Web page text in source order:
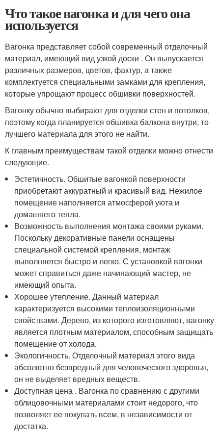
Что такое вагонка и для чего она
используется
Вагонка представляет собой современный отделочный
материал, имеющий вид узкой доски . Он выпускается
различных размеров, цветов, фактур, а также
комплектуется специальными замками для крепления,
которые упрощают процесс обшивки поверхностей.
Вагонку обычно выбирают для отделки стен и потолков,
поэтому когда планируется обшивка балкона внутри, то
лучшего материала для этого не найти.
К главным преимуществам такой отделки можно отнести
следующие.
Эстетичность. Обшитые вагонкой поверхности
приобретают аккуратный и красивый вид. Нежилое
помещение наполняется атмосферой уюта и
домашнего тепла.
Возможность выполнения монтажа своими руками.
Поскольку декоративные панели оснащены
специальной системой крепления, монтаж
выполняется быстро и легко. С установкой вагонки
может справиться даже начинающий мастер, не
имеющий опыта.
Хорошее утепление. Данный материал
характеризуется высокими теплоизоляционными
свойствами. Дерево, из которого изготовляют, вагонку
является плотным материалом, способным защищать
помещение от холода.
Экологичность. Отделочный материал этого вида
абсолютно безвредный для человеческого здоровья,
он не выделяет вредных веществ.
Доступная цена . Вагонка по сравнению с другими
облицовочными материалами стоит недорого, что
позволяет ее покупать всем, в независимости от
достатка.